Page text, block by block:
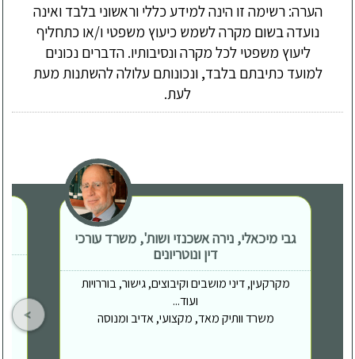
הערה: רשימה זו הינה למידע כללי וראשוני בלבד ואינה
נועדה בשום מקרה לשמש כיעוץ משפטי ו/או כתחליף
ליעוץ משפטי לכל מקרה ונסיבותיו. הדברים נכונים
למועד כתיבתם בלבד, ונכונותם עלולה להשתנות מעת
לעת.
גבי מיכאלי, נירה אשכנזי ושות', משרד עורכי
דין ונוטריונים
מקרקעין, דיני מושבים וקיבוצים, גישור, בוררויות
ועוד...
משרד וותיק מאד, מקצועי, אדיב ומנוסה